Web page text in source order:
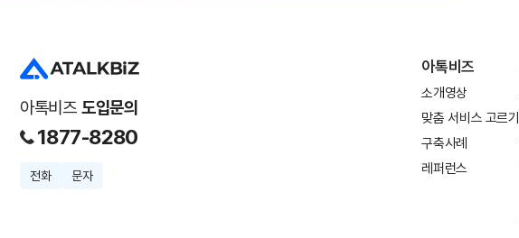
아톡비즈 도입문의
1877-8280
전화 문자
아톡비즈
소개영상
맞춤 서비스 고르기
구축사례
레퍼런스